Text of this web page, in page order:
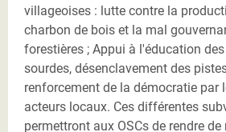
villageoises : lutte contre la
charbon de bois et la mal
forestières ; Appui à l'éducation
sourdes, désenclavement des
renforcement de la démocratie par
acteurs locaux. Ces différentes
permettront aux OSCs de rendre